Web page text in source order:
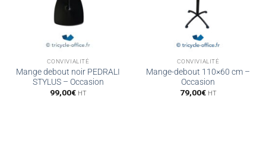
CONVIVIALITÉ
Mange debout noir PEDRALI
STYLUS – Occasion
99,00€ HT
CONVIVIALITÉ
Mange-debout 110×60 cm –
Occasion
79,00€ HT